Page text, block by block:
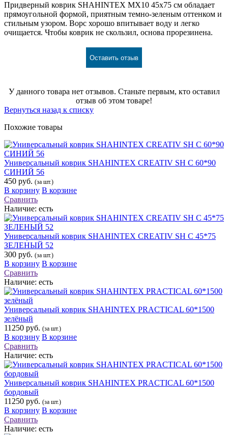
Придверный коврик SHAHINTEX MX10 45х75 см обладает
прямоугольной формой, приятным темно-зеленым оттенком и
стильным узором. Ворс хорошо впитывает воду и легко
очищается. Чтобы коврик не скользил, основа прорезинена.
Оставить отзыв
У данного товара нет отзывов. Станьте первым, кто оставил
отзыв об этом товаре!
Вернуться назад к списку
Похожие товары
Универсальный коврик SНAHINTEX CREATIV SH С 60*90
СИНИЙ 56
450 руб. (за шт.)
В корзину В корзине
Сравнить
Наличие: есть
Универсальный коврик SНAHINTEX CREATIV SH С 45*75
ЗЕЛЕНЫЙ 52
300 руб. (за шт.)
В корзину В корзине
Сравнить
Наличие: есть
Универсальный коврик SHAHINTEX PRACTICAL 60*1500
зелёный
11250 руб. (за шт.)
В корзину В корзине
Сравнить
Наличие: есть
Универсальный коврик SHAHINTEX PRACTICAL 60*1500
бордовый
11250 руб. (за шт.)
В корзину В корзине
Сравнить
Наличие: есть